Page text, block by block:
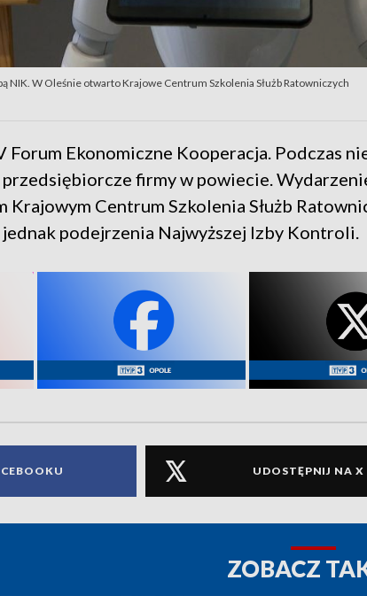
NIK. W Oleśnie otwarto Krajowe Centrum Szkolenia Służb Ratowniczych
Forum Ekonomiczne Kooperacja. Podczas
firmy w powiecie.
Centrum Szkolenia Służb
podejrzenia Najwyższej Izby Kontroli.
UDOSTĘPNIJ NA X
ZOBACZ